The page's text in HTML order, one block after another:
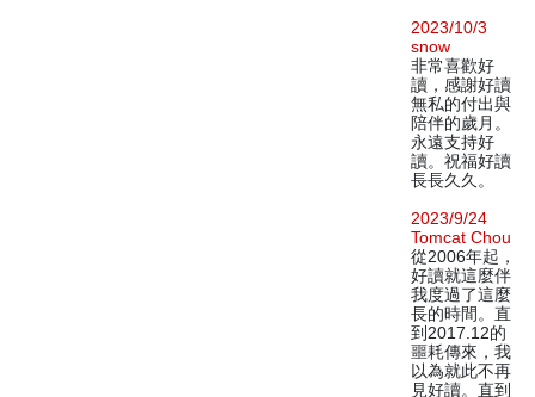
2023/10/3
snow
非常喜歡好
讀，感謝好讀
無私的付出與
陪伴的歲月。
永遠支持好
讀。祝福好讀
長長久久。
2023/9/24
Tomcat Chou
從2006年起，
好讀就這麼伴
我度過了這麼
長的時間。直
到2017.12的
噩耗傳來，我
以為就此不再
見好讀。直到